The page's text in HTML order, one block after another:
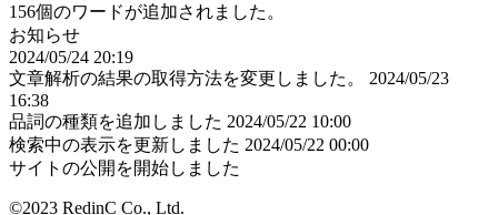
156個のワードが追加されました。
お知らせ
2024/05/24 20:19
文章解析の結果の取得方法を変更しました。
2024/05/23
16:38
品詞の種類を追加しました 2024/05/22 10:00
検索中の表示を更新しました 2024/05/22 00:00
サイトの公開を開始しました
©2023 RedinC Co., Ltd.